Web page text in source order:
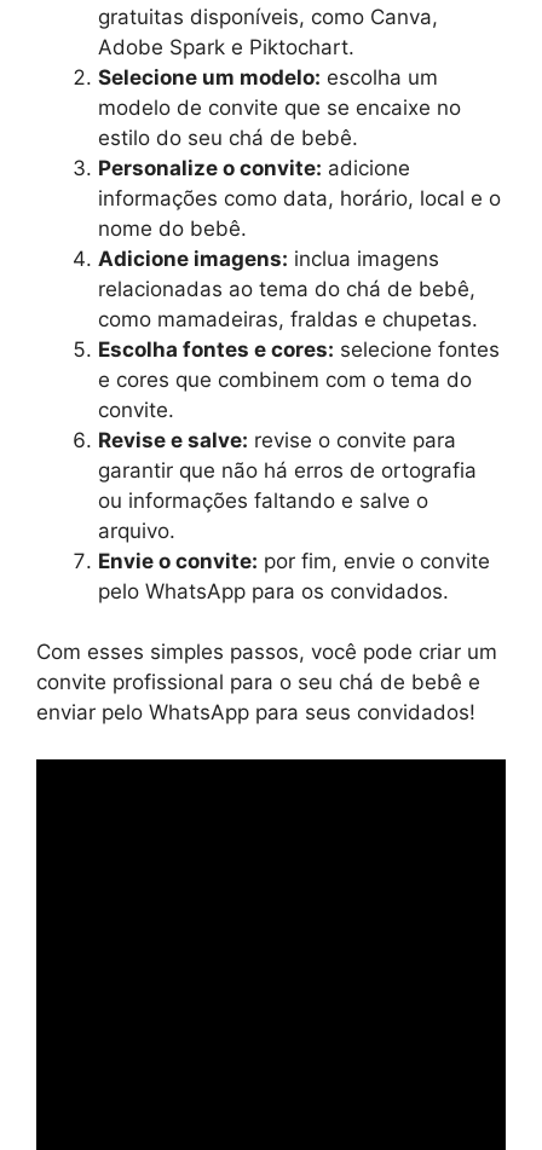
gratuitas disponíveis, como Canva,
Adobe Spark e Piktochart.
Selecione um modelo: escolha um
modelo de convite que se encaixe no
estilo do seu chá de bebê.
Personalize o convite: adicione
informações como data, horário, local e o
nome do bebê.
Adicione imagens: inclua imagens
relacionadas ao tema do chá de bebê,
como mamadeiras, fraldas e chupetas.
Escolha fontes e cores: selecione fontes
e cores que combinem com o tema do
convite.
Revise e salve: revise o convite para
garantir que não há erros de ortografia
ou informações faltando e salve o
arquivo.
Envie o convite: por fim, envie o convite
pelo WhatsApp para os convidados.
Com esses simples passos, você pode criar um
convite profissional para o seu chá de bebê e
enviar pelo WhatsApp para seus convidados!